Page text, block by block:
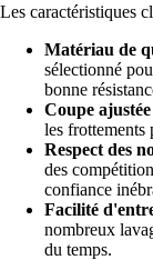
Les caractéristiques
Matériau de
sélectionné
bonne
Coupe ajustée
les frottements
Respect des
des
confiance
Facilité
nombreux
du temps.